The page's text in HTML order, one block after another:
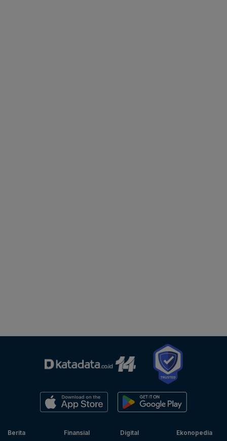
Berita
Finansial
Digital
Ekonopedia